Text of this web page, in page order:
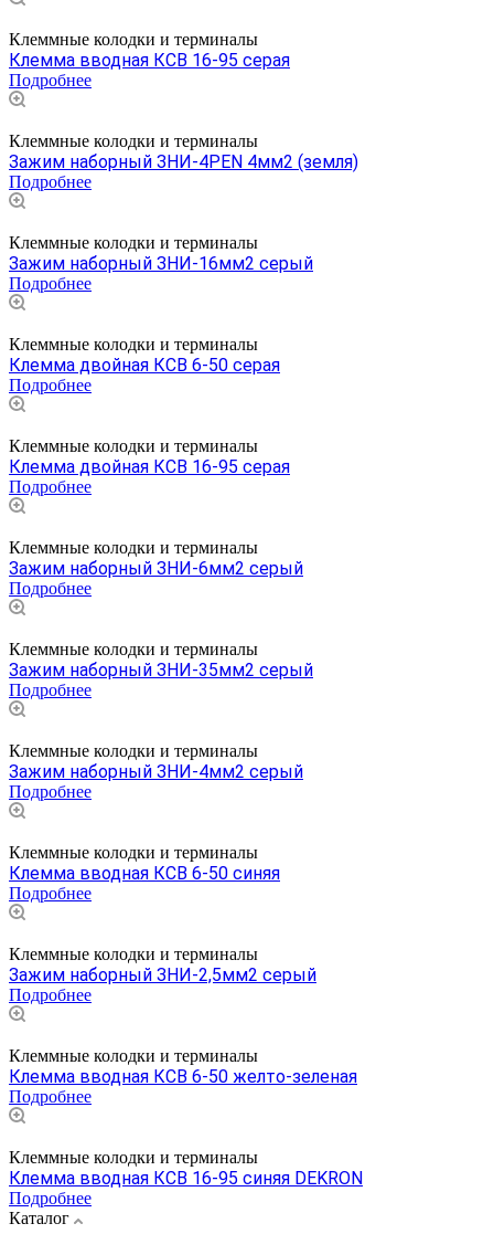
Клеммные колодки и терминалы
Клемма вводная КСВ 16-95 cерая
Подробнее
Клеммные колодки и терминалы
Зажим наборный ЗНИ-4PEN 4мм2 (земля)
Подробнее
Клеммные колодки и терминалы
Зажим наборный ЗНИ-16мм2 серый
Подробнее
Клеммные колодки и терминалы
Клемма двойная КСВ 6-50 серая
Подробнее
Клеммные колодки и терминалы
Клемма двойная КСВ 16-95 cерая
Подробнее
Клеммные колодки и терминалы
Зажим наборный ЗНИ-6мм2 серый
Подробнее
Клеммные колодки и терминалы
Зажим наборный ЗНИ-35мм2 серый
Подробнее
Клеммные колодки и терминалы
Зажим наборный ЗНИ-4мм2 серый
Подробнее
Клеммные колодки и терминалы
Клемма вводная КСВ 6-50 синяя
Подробнее
Клеммные колодки и терминалы
Зажим наборный ЗНИ-2,5мм2 серый
Подробнее
Клеммные колодки и терминалы
Клемма вводная КСВ 6-50 желто-зеленая
Подробнее
Клеммные колодки и терминалы
Клемма вводная КСВ 16-95 cиняя DEKRON
Подробнее
Каталог